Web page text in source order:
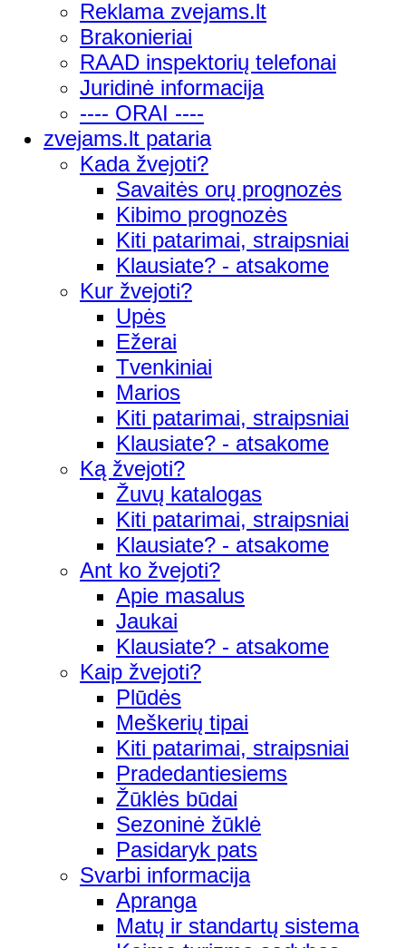
Reklama zvejams.lt
Brakonieriai
RAAD inspektorių telefonai
Juridinė informacija
---- ORAI ----
zvejams.lt pataria
Kada žvejoti?
Savaitės orų prognozės
Kibimo prognozės
Kiti patarimai, straipsniai
Klausiate? - atsakome
Kur žvejoti?
Upės
Ežerai
Tvenkiniai
Marios
Kiti patarimai, straipsniai
Klausiate? - atsakome
Ką žvejoti?
Žuvų katalogas
Kiti patarimai, straipsniai
Klausiate? - atsakome
Ant ko žvejoti?
Apie masalus
Jaukai
Klausiate? - atsakome
Kaip žvejoti?
Plūdės
Meškerių tipai
Kiti patarimai, straipsniai
Pradedantiesiems
Žūklės būdai
Sezoninė žūklė
Pasidaryk pats
Svarbi informacija
Apranga
Matų ir standartų sistema